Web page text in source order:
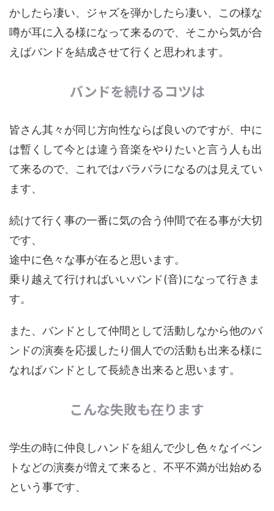
かしたら凄い、ジャズを弾かしたら凄い、この様な
噂が耳に入る様になって来るので、そこから気が合
えばバンドを結成させて行くと思われます。
バンドを続けるコツは
皆さん其々が同じ方向性ならば良いのですが、中に
は暫くして今とは違う音楽をやりたいと言う人も出
て来るので、これではバラバラになるのは見えてい
ます、
続けて行く事の一番に気の合う仲間で在る事が大切
です、
途中に色々な事が在ると思います。
乗り越えて行ければいいバンド(音)になって行きま
す。
また、バンドとして仲間として活動しなから他のバ
ンドの演奏を応援したり個人での活動も出来る様に
なればバンドとして長続き出来ると思います。
こんな失敗も在ります
学生の時に仲良しハンドを組んで少し色々なイベン
トなどの演奏が増えて来ると、不平不満が出始める
という事です、